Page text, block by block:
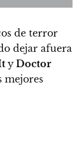
de terror
dejar afuera
y Doctor
mejores